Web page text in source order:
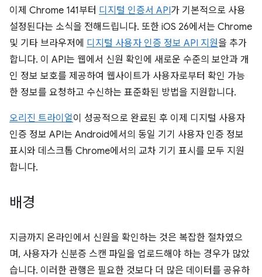
이제 Chrome 141부터 디지털 인증서 API가 기본적으로 사용
설정된다는 소식을 전해드립니다. 또한 iOS 26에서는 Chrome
및 기타 브라우저에 디지털 사용자 인증 정보 API 지원을 추가
합니다. 이 API는 웹에서 신원 확인에 새로운 수준의 보안과 개
인 정보 보호를 제공하여 웹사이트가 사용자로부터 확인 가능
한 정보를 요청하고 수신하는 표준화된 방법을 지원합니다.
오리진 트라이얼이 성공적으로 완료된 후 이제 디지털 사용자
인증 정보 API는 Android에서의 동일 기기 사용자 인증 정보
표시와 데스크톱 Chrome에서의 교차 기기 표시를 모두 지원
합니다.
배경
지금까지 온라인에서 신원을 확인하는 것은 복잡한 절차였으
며, 사용자가 신분증 스캔 파일을 업로드해야 하는 경우가 많았
습니다. 이러한 관행은 필요한 것보다 더 많은 데이터를 공유하